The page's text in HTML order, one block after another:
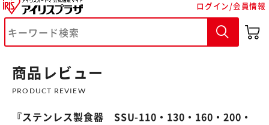
ログイン/会員情報
商品レビュー
PRODUCT REVIEW
『ステンレス製食器 SSU-110・130・160・200・